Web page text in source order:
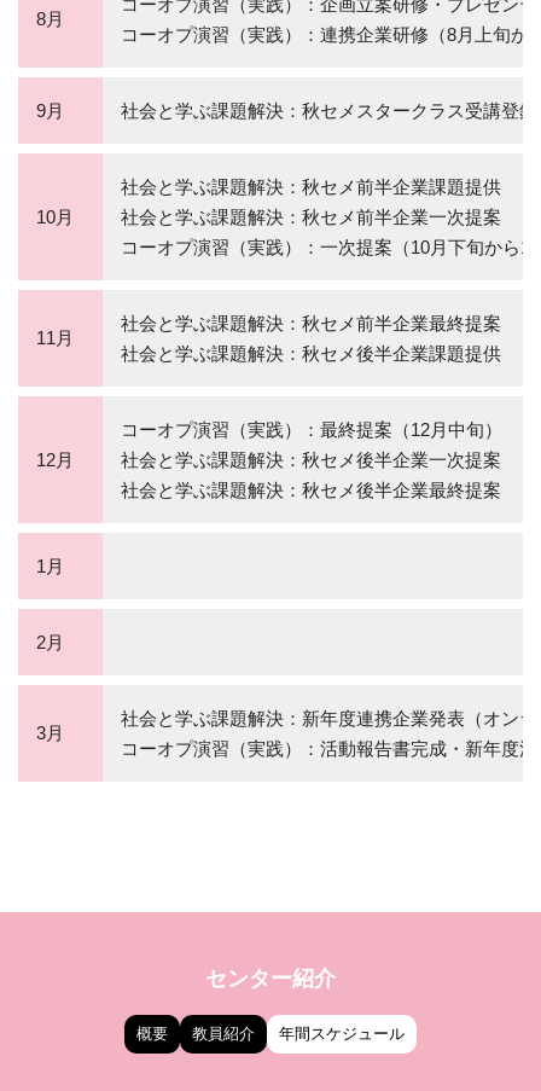
8月
コーオプ演習（実践）：企画立案研修・プレゼン
コーオプ演習（実践）：連携企業研修（8月上旬か
9月 社会と学ぶ課題解決：秋セメスタークラス受講登
10月
社会と学ぶ課題解決：秋セメ前半企業課題提供
社会と学ぶ課題解決：秋セメ前半企業一次提案
コーオプ演習（実践）：一次提案（10月下旬から
11月
社会と学ぶ課題解決：秋セメ前半企業最終提案
社会と学ぶ課題解決：秋セメ後半企業課題提供
12月
コーオプ演習（実践）：最終提案（12月中旬）
社会と学ぶ課題解決：秋セメ後半企業一次提案
社会と学ぶ課題解決：秋セメ後半企業最終提案
1月
2月
3月
社会と学ぶ課題解決：新年度連携企業発表（オン
コーオプ演習（実践）：活動報告書完成・新年度
センター紹介
概要 教員紹介 年間スケジュール